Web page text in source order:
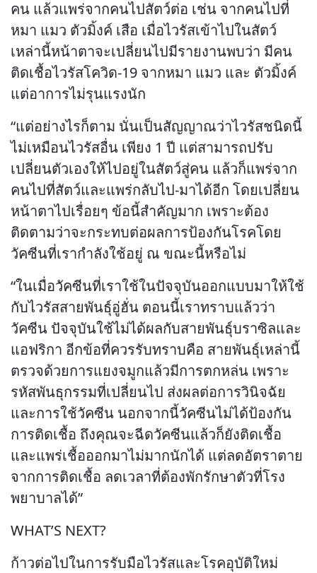
คน แล้วแพร่จากคนไปสัตว์ต่อ เช่น จากคนไปที่
หมา แมว ตัวมิ้งค์ เสือ เมื่อไวรัสเข้าไปในสัตว์
เหล่านี้หน้าตาจะเปลี่ยนไปมีรายงานพบว่า มีคน
ติดเชื้อไวรัสโควิด-19 จากหมา แมว และ ตัวมิ้งค์
แต่อาการไม่รุนแรงนัก
“แต่อย่างไรก็ตาม นั่นเป็นสัญญาณว่าไวรัสชนิดนี้
ไม่เหมือนไวรัสอื่น เพียง 1 ปี แต่สามารถปรับ
เปลี่ยนตัวเองให้ไปอยู่ในสัตว์สู่คน แล้วก็แพร่จาก
คนไปที่สัตว์และแพร่กลับไป-มาได้อีก โดยเปลี่ยน
หน้าตาไปเรื่อยๆ ข้อนี้สำคัญมาก เพราะต้อง
ติดตามว่าจะกระทบต่อผลการป้องกันโรคโดย
วัคซีนที่เรากำลังใช้อยู่ ณ ขณะนี้หรือไม่
“ในเมื่อวัคซีนที่เราใช้ในปัจจุบันออกแบบมาให้ใช้
กับไวรัสสายพันธุ์อู่ฮั่น ตอนนี้เราทราบแล้วว่า
วัคซีน ปัจจุบันใช้ไม่ได้ผลกับสายพันธุ์บราซิลและ
แอฟริกา อีกข้อที่ควรรับทราบคือ สายพันธุ์เหล่านี้
ตรวจด้วยการแยงจมูกแล้วมีการตกหล่น เพราะ
รหัสพันธุกรรมที่เปลี่ยนไป ส่งผลต่อการวินิจฉัย
และการใช้วัคซีน นอกจากนี้วัคซีนไม่ได้ป้องกัน
การติดเชื้อ ถึงคุณจะฉีดวัคซีนแล้วก็ยังติดเชื้อ
และแพร่เชื้อออกมาไม่มากนักได้ แต่ลดอัตราตาย
จากการติดเชื้อ ลดเวลาที่ต้องพักรักษาตัวที่โรง
พยาบาลได้”
WHAT’S NEXT?
ก้าวต่อไปในการรับมือไวรัสและโรคอุบัติใหม่